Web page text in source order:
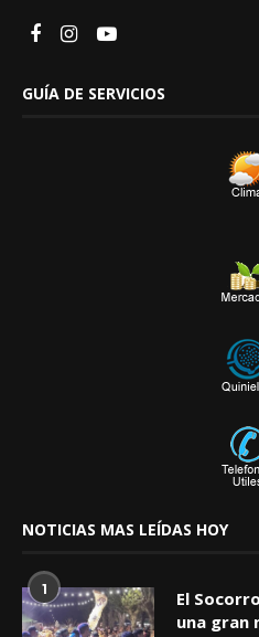
GUÍA DE SERVICIOS
NOTICIAS MAS LEÍDAS HOY
1
El
una gran